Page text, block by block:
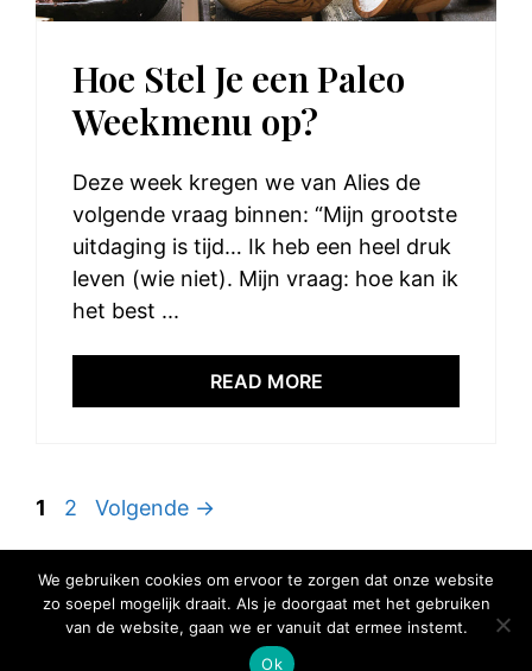
Hoe Stel Je een Paleo
Weekmenu op?
Deze week kregen we van Alies de
volgende vraag binnen: “Mijn grootste
uitdaging is tijd… Ik heb een heel druk
leven (wie niet). Mijn vraag: hoe kan ik
het best ...
READ MORE
Pagina
1 Pagina
2 Volgende →
© 2025 Elke Hap Telt
We gebruiken cookies om ervoor te zorgen dat onze website
zo soepel mogelijk draait. Als je doorgaat met het gebruiken
van de website, gaan we er vanuit dat ermee instemt.
Ok